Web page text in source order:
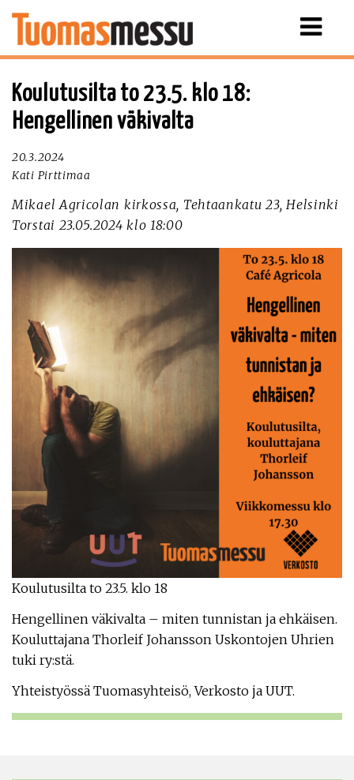
Näytä
Koulutusilta to 23.5. klo 18:
Hengellinen väkivalta
20.3.2024
Kati Pirttimaa
Mikael Agricolan kirkossa, Tehtaankatu 23, Helsinki
Torstai 23.05.2024 klo 18:00
Koulutusilta to 23.5. klo 18
Hengellinen väkivalta – miten tunnistan ja ehkäisen.
Kouluttajana Thorleif Johansson Uskontojen Uhrien
tuki ry:stä.
Yhteistyössä Tuomasyhteisö, Verkosto ja UUT.